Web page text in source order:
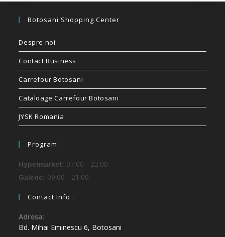
Botosani Shopping Center
Despre noi
Contact Business
Carrefour Botosani
Cataloage Carrefour Botosani
JYSK Romania
Program:
Hypermarket: 07:00 - 22:00
Galerie: 09:00 - 21:00
Contact Info :
Adresa:
Bd. Mihai Eminescu 6, Botosani